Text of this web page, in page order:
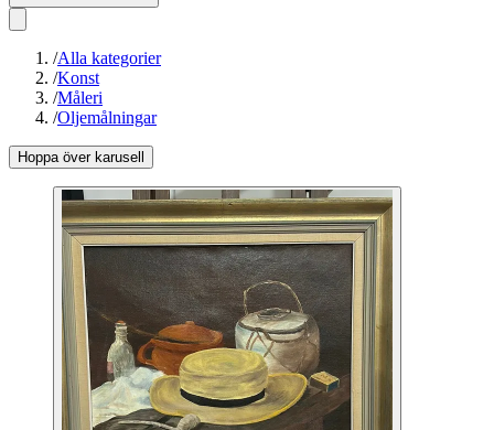
/Alla kategorier
/Konst
/Måleri
/Oljemålningar
Hoppa över karusell